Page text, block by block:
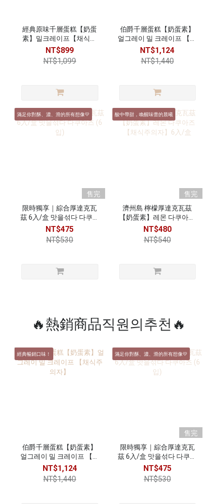
經典原味千層蛋糕【奶蛋
素】밀크레이프【채식주
의자】
NT$899
NT$1,099
伯爵千層蛋糕【奶蛋素】
얼그레이 밀 크레이프 【채
식주의자】
NT$1,124
NT$1,440
滿足你對酥、濃、滑的所有想像💛
售完
限時獨享｜綜合厚達克瓦
茲 6入/盒 맛을섞다 다쿠아
즈 (6입)
NT$475
NT$530
酸中帶甜，喚醒味蕾的晨曦
售完
濟州島 檸檬厚達克瓦茲
【奶蛋素】레몬 다쿠아즈
【채식주의자】6入/盒
NT$480
NT$540
🔥熱銷商品직원의추천🔥
經典暢銷口味！
伯爵千層蛋糕【奶蛋素】
얼그레이 밀 크레이프 【채
식주의자】
NT$1,124
NT$1,440
滿足你對酥、濃、滑的所有想像💛
售完
限時獨享｜綜合厚達克瓦
茲 6入/盒 맛을섞다 다쿠아
즈 (6입)
NT$475
NT$530